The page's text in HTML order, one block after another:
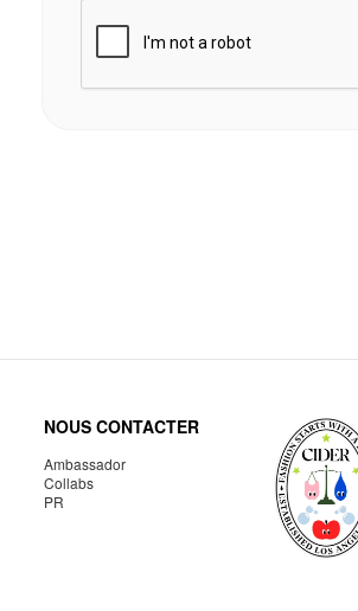
NOUS CONTACTER
Ambassador
Collabs
PR